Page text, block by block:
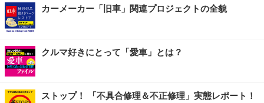
カーメーカー「旧車」関連プロジェクトの全貌
クルマ好きにとって「愛車」とは？
ストップ！ 「不具合修理＆不正修理」実態レポート！